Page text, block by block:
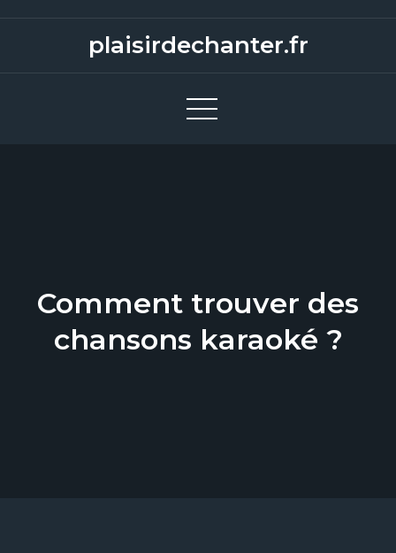
plaisirdechanter.fr
Comment trouver des
chansons karaoké ?